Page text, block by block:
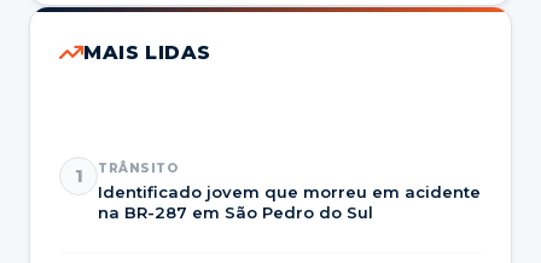
MAIS LIDAS
1 TRÂNSITO
Identificado jovem que morreu em acidente
na BR-287 em São Pedro do Sul